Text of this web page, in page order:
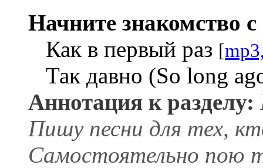
Начните знакомство с
Как в первый раз [
Так давно (So long
Аннотация к разделу:
Пишу песни для тех,
Самостоятельно пою